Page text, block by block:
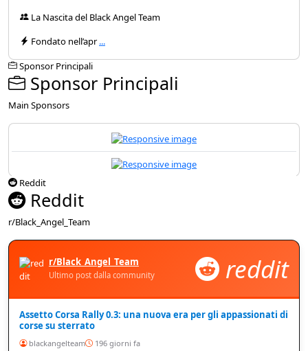
La Nascita del Black Angel Team
Fondato nell’apr...
Sponsor Principali
Sponsor Principali
Main Sponsors
Reddit
Reddit
r/Black_Angel_Team
r/Black_Angel_Team
Ultimo post dalla community reddit
Assetto Corsa Rally 0.3: una nuova era per gli appassionati di
corse su sterrato
blackangelteam 196 giorni fa